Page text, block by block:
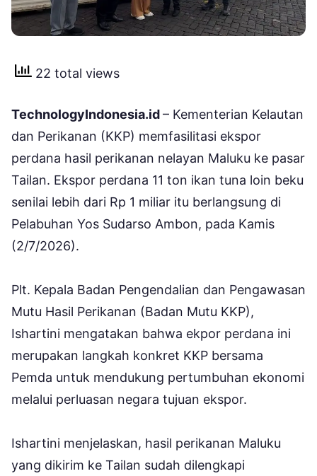
22 total views
TechnologyIndonesia.id– Kementerian Kelautan
dan Perikanan (KKP) memfasilitasi ekspor
perdana hasil perikanan nelayan Maluku ke pasar
Tailan. Ekspor perdana 11 ton ikan tuna loin beku
senilai lebih dari Rp 1 miliar itu berlangsung di
Pelabuhan Yos Sudarso Ambon, pada Kamis
(2/7/2026).
Plt. Kepala Badan Pengendalian dan Pengawasan
Mutu Hasil Perikanan (Badan Mutu KKP),
Ishartini mengatakan bahwa ekpor perdana ini
merupakan langkah konkret KKP bersama
Pemda untuk mendukung pertumbuhan ekonomi
melalui perluasan negara tujuan ekspor.
Ishartini menjelaskan, hasil perikanan Maluku
yang dikirim ke Tailan sudah dilengkapi